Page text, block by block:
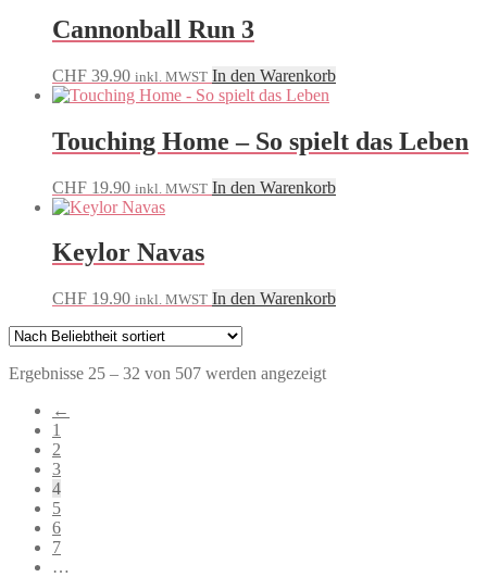
Cannonball Run 3
CHF 39.90 inkl. MWST In den Warenkorb
Touching Home – So spielt das Leben
CHF 19.90 inkl. MWST In den Warenkorb
Keylor Navas
CHF 19.90 inkl. MWST In den Warenkorb
Ergebnisse 25 – 32 von 507 werden angezeigtNach
←
1
2
3
4
5
6
7
…